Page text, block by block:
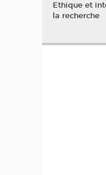
Ethique et
la recherche